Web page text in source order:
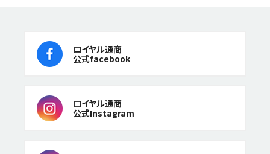
ロイヤル通商
公式facebook
ロイヤル通商
公式Instagram